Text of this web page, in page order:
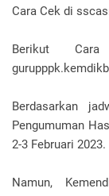
Cara Cek di
Berikut
Berdasarkan
Pengumuman
2-3 Februari 2023.
Namun,